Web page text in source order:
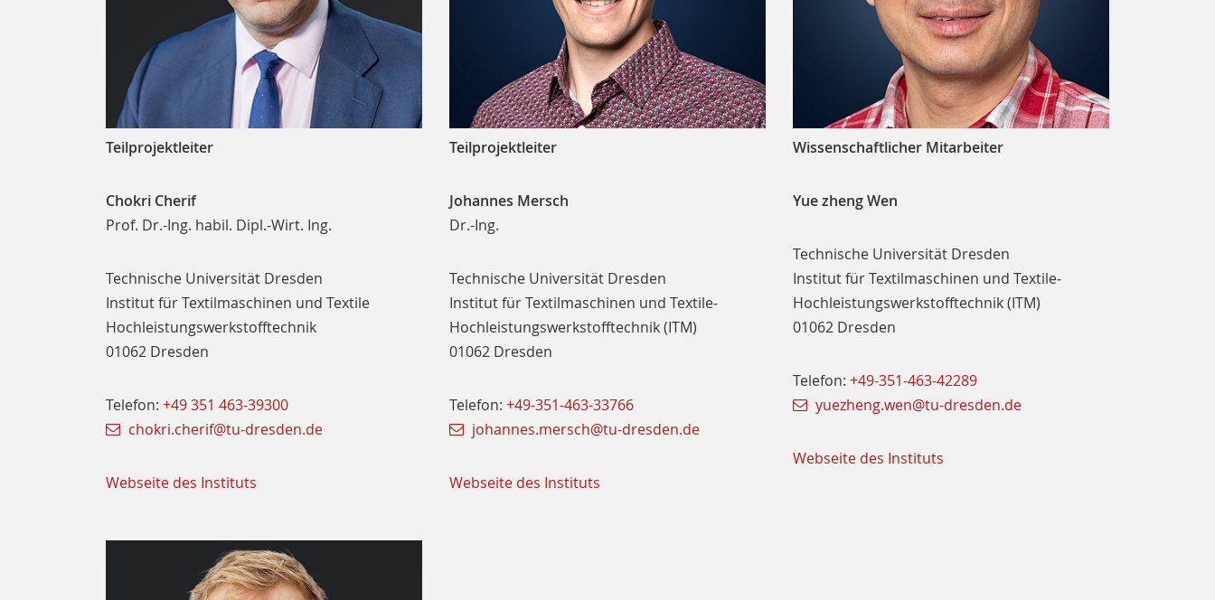
Teilprojektleiter
Chokri Cherif
Prof. Dr.-Ing. habil. Dipl.-Wirt. Ing.
Technische Universität Dresden
Institut für Textilmaschinen und Textile
Hochleistungswerkstofftechnik
01062 Dresden
Telefon: +49 351 463-39300
chokri.cherif@tu-dresden.de
Webseite des Instituts
Teilprojektleiter
Johannes Mersch
Dr.-Ing.
Technische Universität Dresden
Institut für Textil­maschinen und Textile­
Hochleistungs­werkstoff­technik­ (ITM)
01062 Dresden
Telefon: +49-351-463-33766
johannes.mersch@tu-dresden.de
Webseite des Instituts
Wissenschaftlicher Mitarbeiter
Yue zheng Wen
Technische Universität Dresden
Institut für Textil­maschinen und Textile­
Hochleistungs­werkstoff­technik­ (ITM)
01062 Dresden
Telefon: +49-351-463-42289
yuezheng.wen@tu-dresden.de
Webseite des Instituts